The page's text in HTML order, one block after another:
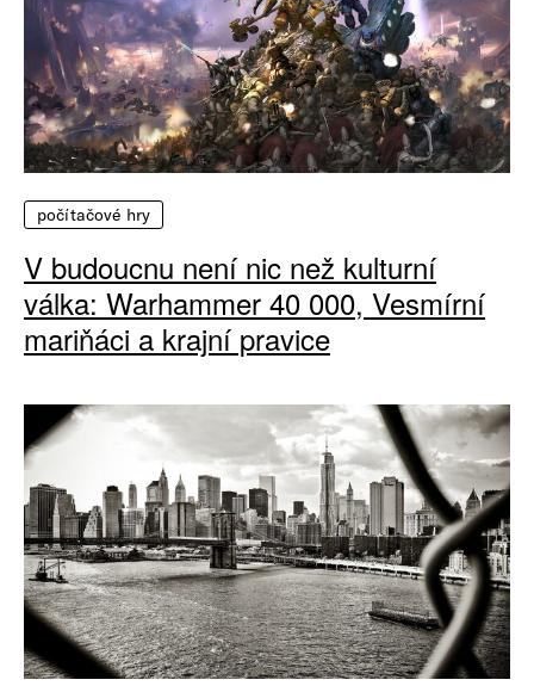
počítačové hry
V budoucnu není nic než kulturní
válka: Warhammer 40 000, Vesmírní
mariňáci a krajní pravice